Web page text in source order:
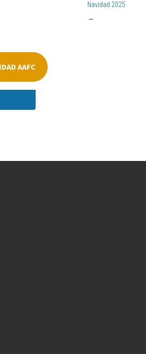
Navidad 2025
→
AAFC